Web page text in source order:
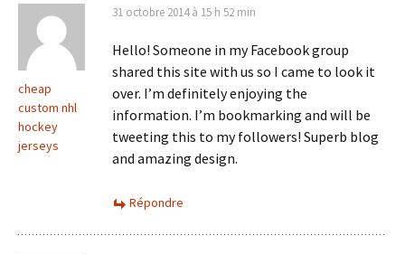
cheap
custom nhl
hockey
jerseys
31 octobre 2014 à 15 h 52 min
Hello! Someone in my Facebook group
shared this site with us so I came to look it
over. I’m definitely enjoying the
information. I’m bookmarking and will be
tweeting this to my followers! Superb blog
and amazing design.
Répondre